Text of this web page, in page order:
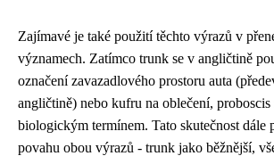
Zajímavé je také použití těchto výrazů v
významech. Zatímco trunk se v angličtině
označení zavazadlového prostoru auta
angličtině) nebo kufru na oblečení, proboscis
biologickým termínem. Tato skutečnost dále
povahu obou výrazů - trunk jako běžnější,